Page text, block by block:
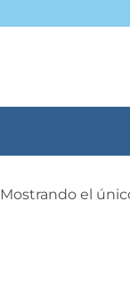
Mostrando el